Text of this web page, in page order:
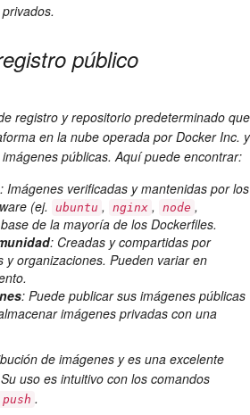
público
registro y repositorio predeterminado que
en la nube operada por Docker Inc. y
públicas. Aquí puede encontrar:
: Imágenes verificadas y mantenidas por los
(ej.
ubuntu , nginx , node ,
de la mayoría de los Dockerfiles.
: Creadas y compartidas por
y organizaciones. Pueden variar en
: Puede publicar sus imágenes públicas
imágenes privadas con una
de imágenes y es una excelente
uso es intuitivo con los comandos
.